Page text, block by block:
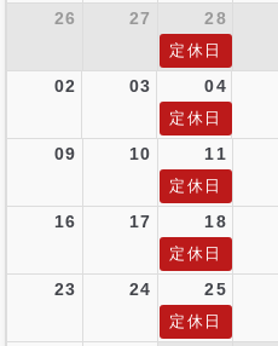
26 27 28
定休日
02 03 04
定休日
09 10 11
定休日
16 17 18
定休日
23 24 25
定休日